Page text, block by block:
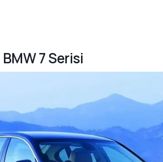
7 Serisi